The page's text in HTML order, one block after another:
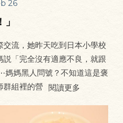
26
流，她昨天吃到日本小學校
「完全沒有適應不良，就跟
媽黑人問號？不知道這是褒
群組裡的營 閱讀更多